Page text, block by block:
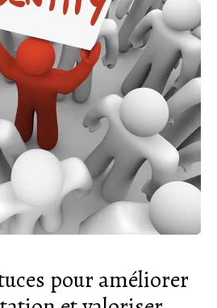
pour améliorer